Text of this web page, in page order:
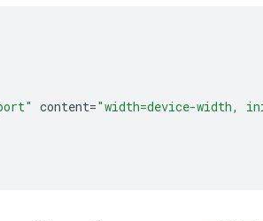
content="width=device-width,